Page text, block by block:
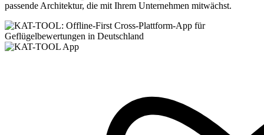
passende Architektur, die mit Ihrem Unternehmen mitwächst.